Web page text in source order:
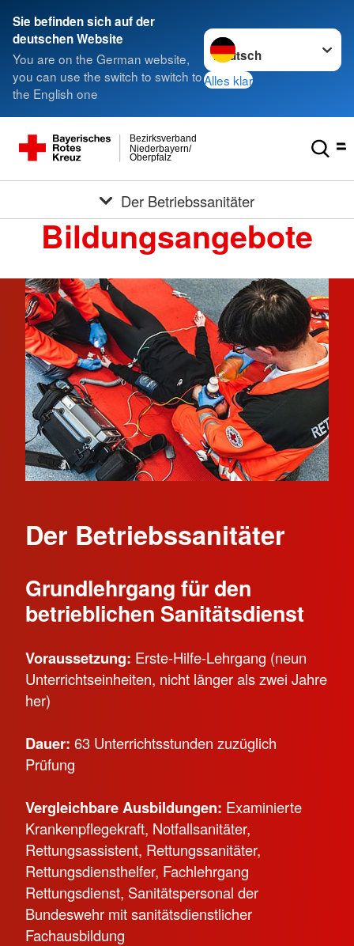
Sie befinden sich auf der
deutschen Website
You are on the German website,
you can use the switch to switch to
the English one
Sprache wechseln zu
Alles klar
Oberpfalz
Niederbayern/
Bezirksverband
Der Betriebssanitäter
Bildungsangebote
Der Betriebssanitäter
Grundlehrgang für den
betrieblichen Sanitätsdienst
Voraussetzung: Erste-Hilfe-Lehrgang (neun
Unterrichtseinheiten, nicht länger als zwei Jahre
her)
Dauer: 63 Unterrichtsstunden zuzüglich
Prüfung
Vergleichbare Ausbildungen: Examinierte
Krankenpflegekraft, Notfallsanitäter,
Rettungsassistent, Rettungssanitäter,
Rettungsdiensthelfer, Fachlehrgang
Rettungsdienst, Sanitätspersonal der
Bundeswehr mit sanitätsdienstlicher
Fachausbildung